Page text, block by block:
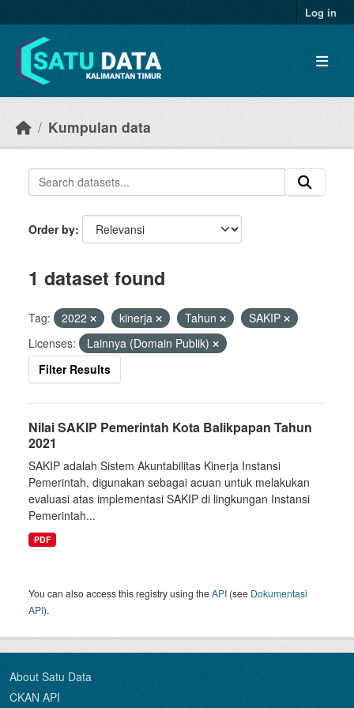
Log in
Kumpulan data
Order by
1 dataset found
Tag: 2022 kinerja Tahun
SAKIP
Licenses:
Lainnya (Domain Publik)
Filter Results
Nilai SAKIP Pemerintah Kota Balikpapan Tahun
2021
SAKIP adalah Sistem Akuntabilitas Kinerja Instansi
Pemerintah, digunakan sebagai acuan untuk melakukan
evaluasi atas implementasi SAKIP di lingkungan Instansi
Pemerintah...
PDF
You can also access this registry using theAPI (see Dokumentasi
API).
About Satu Data
CKAN API